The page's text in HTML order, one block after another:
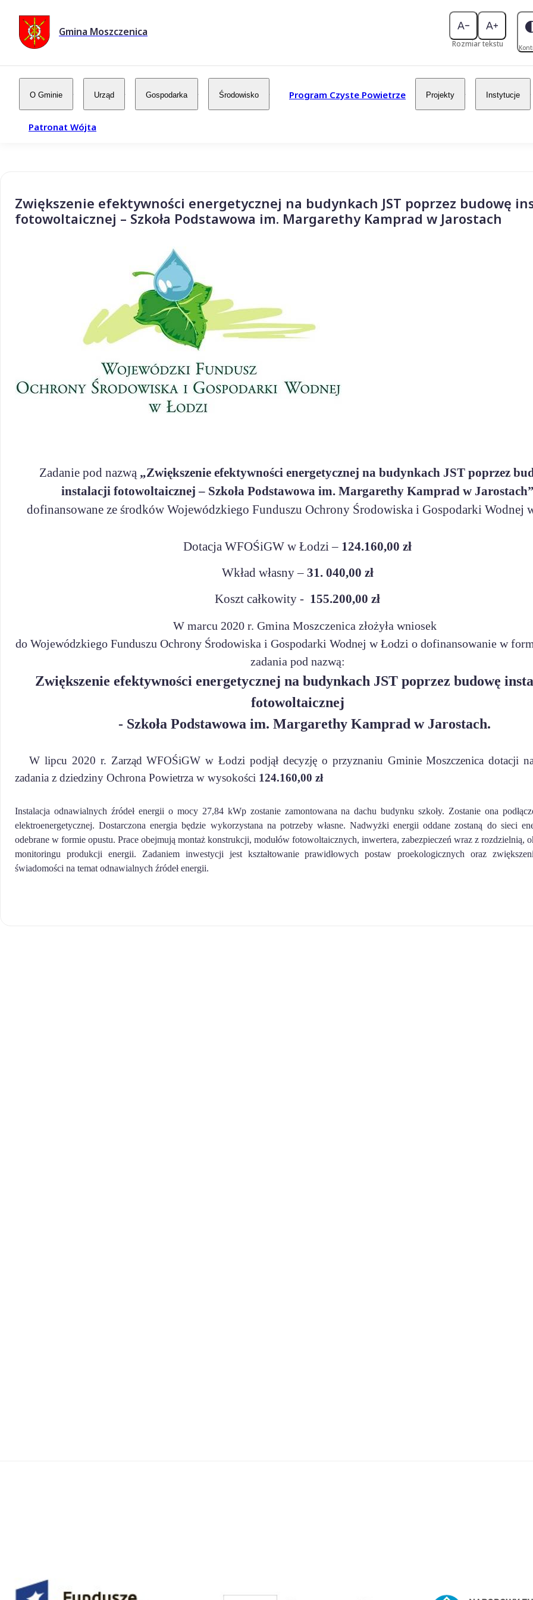
Gmina Moszczenica
Rozmiar tekstu
O Gminie Urząd Gospodarka Środowisko Program Czyste Powietrze Projekty Instytucje
Patronat Wójta
Zwiększenie efektywności energetycznej na budynkach JST poprzez budowę
fotowoltaicznej – Szkoła Podstawowa im. Margarethy Kamprad w Jarostach
Zadanie pod nazwą „Zwiększenie efektywności energetycznej na budynkach JST poprzez
instalacji fotowoltaicznej – Szkoła Podstawowa im. Margarethy Kamprad w Jarostach”
dofinansowane ze środków Wojewódzkiego Funduszu Ochrony Środowiska i Gospodarki Wodnej
Dotacja WFOŚiGW w Łodzi – 124.160,00 zł
Wkład własny – 31. 040,00 zł
Koszt całkowity - 155.200,00 zł
W marcu 2020 r. Gmina Moszczenica złożyła wniosek
do Wojewódzkiego Funduszu Ochrony Środowiska i Gospodarki Wodnej w Łodzi o dofinansowanie w
zadania pod nazwą:
Zwiększenie efektywności energetycznej na budynkach JST poprzez budowę
fotowoltaicznej
- Szkoła Podstawowa im. Margarethy Kamprad w Jarostach.
W lipcu 2020 r. Zarząd WFOŚiGW w Łodzi podjął decyzję o przyznaniu Gminie Moszczenica dotacji
zadania z dziedziny Ochrona Powietrza w wysokości 124.160,00 zł
Instalacja odnawialnych źródeł energii o mocy 27,84 kWp zostanie zamontowana na dachu budynku szkoły. Zostanie ona
elektroenergetycznej. Dostarczona energia będzie wykorzystana na potrzeby własne. Nadwyżki energii oddane zostaną do sieci
odebrane w formie opustu. Prace obejmują montaż konstrukcji, modułów fotowoltaicznych, inwertera, zabezpieczeń wraz z rozdzielnią,
monitoringu produkcji energii. Zadaniem inwestycji jest kształtowanie prawidłowych postaw proekologicznych oraz
świadomości na temat odnawialnych źródeł energii.